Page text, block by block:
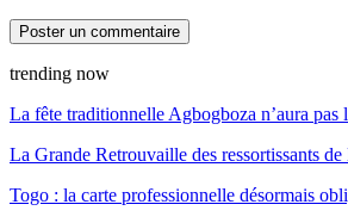
trending now
La fête traditionnelle Agbogboza n’aura
La Grande Retrouvaille des ressortissants
Togo : la carte professionnelle désormais